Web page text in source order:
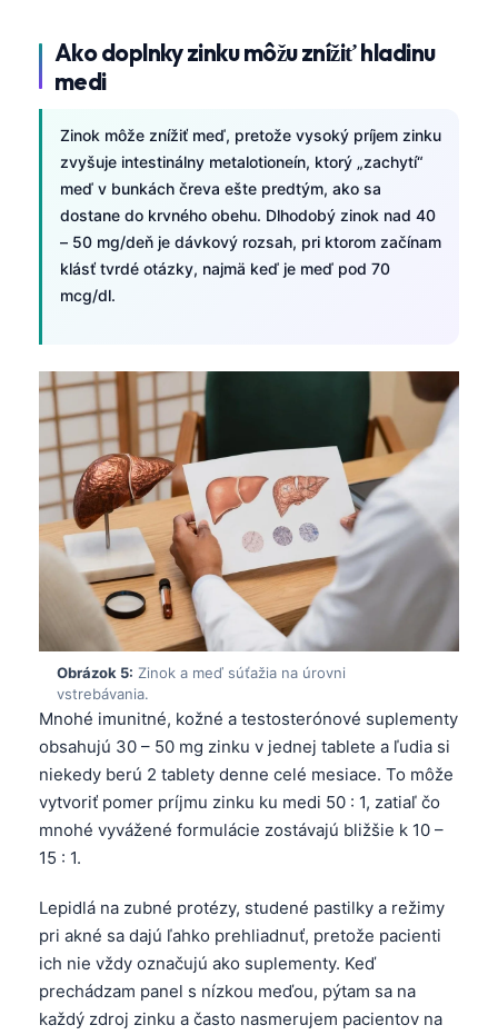
Ako doplnky zinku môžu znížiť hladinu
medi
Zinok môže znížiť meď, pretože vysoký príjem zinku
zvyšuje intestinálny metalotioneín, ktorý „zachytí“
meď v bunkách čreva ešte predtým, ako sa
dostane do krvného obehu. Dlhodobý zinok nad 40
– 50 mg/deň je dávkový rozsah, pri ktorom začínam
klásť tvrdé otázky, najmä keď je meď pod 70
mcg/dl.
Obrázok 5: Zinok a meď súťažia na úrovni
vstrebávania.
Mnohé imunitné, kožné a testosterónové suplementy
obsahujú 30 – 50 mg zinku v jednej tablete a ľudia si
niekedy berú 2 tablety denne celé mesiace. To môže
vytvoriť pomer príjmu zinku ku medi 50 : 1, zatiaľ čo
mnohé vyvážené formulácie zostávajú bližšie k 10 –
15 : 1.
Lepidlá na zubné protézy, studené pastilky a režimy
pri akné sa dajú ľahko prehliadnuť, pretože pacienti
ich nie vždy označujú ako suplementy. Keď
prechádzam panel s nízkou meďou, pýtam sa na
každý zdroj zinku a často nasmerujem pacientov na